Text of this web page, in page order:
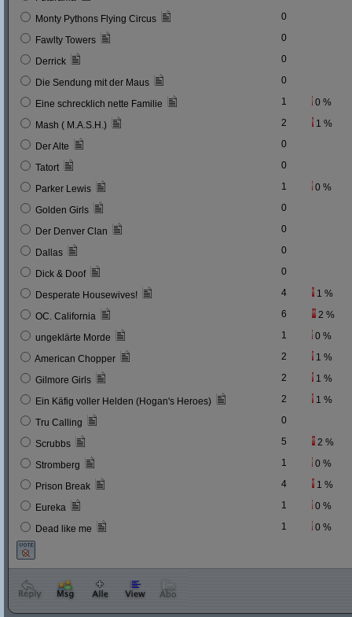
Monty Pythons Flying Circus 0
Fawlty Towers 0
Derrick 0
Die Sendung mit der Maus 0
Eine schrecklich nette Familie 1 0 %
Mash ( M.A.S.H.) 2 1 %
Der Alte 0
Tatort 0
Parker Lewis 1 0 %
Golden Girls 0
Der Denver Clan 0
Dallas 0
Dick & Doof 0
Desperate Housewives! 4 1 %
OC. California 6 2 %
ungeklärte Morde 1 0 %
American Chopper 2 1 %
Gilmore Girls 2 1 %
Ein Käfig voller Helden (Hogan's Heroes) 2 1 %
Tru Calling 0
Scrubbs 5 2 %
Stromberg 1 0 %
Prison Break 4 1 %
Eureka 1 0 %
Dead like me 1 0 %